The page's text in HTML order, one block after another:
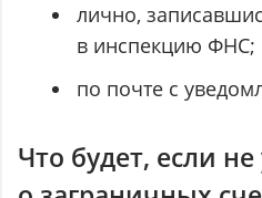
лично,
в инспекцию ФНС;
по почте с
Что будет, если